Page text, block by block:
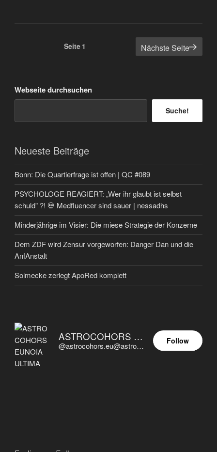
Seitennummerierung
Seite 1 Nächste Seite
Webseite durchsuchen
Suche!
Neueste Beiträge
Bonn: Die Quartierfrage ist offen | QC #089
PSYCHOLOGE REAGIERT: „Wer ihr glaubt ist selbst
schuld” ?! 💀 Medfluencer sind sauer | nessadhs
Minderjährige im Visier: Die miese Strategie der Konzerne
Dem ZDF wird Zensur vorgeworfen: Danger Dan und die
AnfAnstalt
Solmecke zerlegt ApoRed komplett
ASTROCOHORS EUNOIA ULTIMA
@astrocohors.eu@astrocohors.eu
Follow